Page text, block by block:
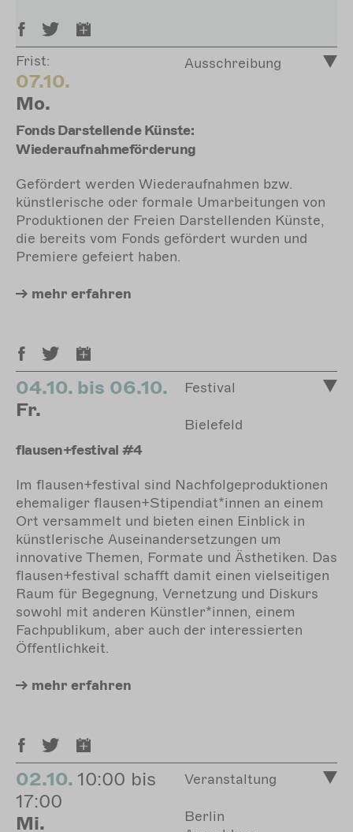
Frist:
07.10.
Mo.
Ausschreibung
Fonds Darstellende Künste:
Wiederaufnahmeförderung
Gefördert werden Wiederaufnahmen bzw.
künstlerische oder formale Umarbeitungen von
Produktionen der Freien Darstellenden Künste,
die bereits vom Fonds gefördert wurden und
Premiere gefeiert haben.
mehr erfahren
04.10. bis 06.10.
Fr.
Festival
Bielefeld
flausen+festival #4
Im flausen+festival sind Nachfolgeproduktionen
ehemaliger flausen+Stipendiat*innen an einem
Ort versammelt und bieten einen Einblick in
künstlerische Auseinandersetzungen um
innovative Themen, Formate und Ästhetiken. Das
flausen+festival schafft damit einen vielseitigen
Raum für Begegnung, Vernetzung und Diskurs
sowohl mit anderen Künstler*innen, einem
Fachpublikum, aber auch der interessierten
Öffentlichkeit.
mehr erfahren
02.10. 10:00 bis
17:00
Mi.
Veranstaltung
Berlin